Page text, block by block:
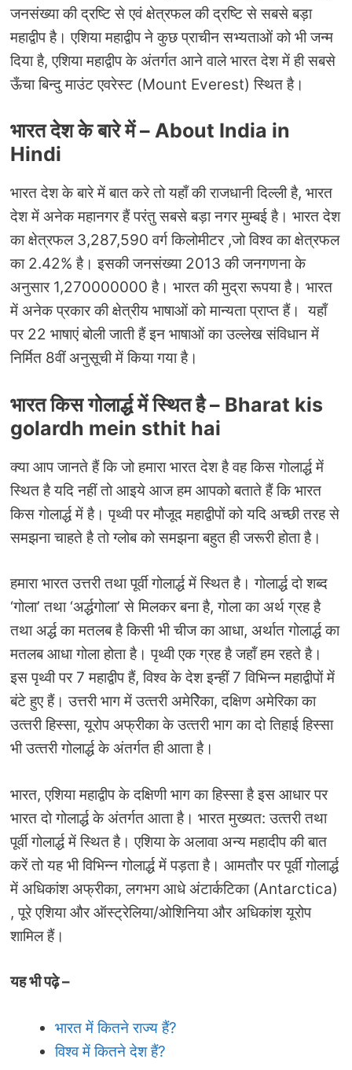
जनसंख्‍या की द्रष्टि से एवं क्षेत्रफल की द्रष्टि से सबसे बड़ा
महाद्वीप है। एशिया महाद्वीप ने कुछ प्राचीन सभ्‍यताओं को भी जन्‍म
दिया है, एशिया महाद्वीप के अंतर्गत आने वाले भारत देश में ही सबसे
ऊँचा बिन्‍दु माउंट एवरेस्ट (Mount Everest) स्थित है।
भारत देश के बारे में – About India in
Hindi
भारत देश के बारे में बात करे तो यहाँ की राजधानी दिल्‍ली है, भारत
देश में अनेक महानगर हैं परंतु सबसे बड़ा नगर मुम्‍बई है। भारत देश
का क्षेत्रफल 3,287,590 वर्ग किलोमीटर ,जो विश्व का क्षेत्रफल
का 2.42% है। इसकी जनसंख्‍या 2013 की जनगणना के
अनुसार 1,270000000 है। भारत की मुद्रा रूपया है। भारत
में अनेक प्रकार की क्षेत्रीय भाषाओं को मान्‍यता प्राप्‍त हैं। यहाँ
पर 22 भाषाएं बोली जाती हैं इन भाषाओं का उल्‍लेख संविधान में
निर्मित 8वीं अनुसूची में किया गया है।
भारत किस गोलार्द्ध में स्थित है – Bharat kis
golardh mein sthit hai
क्‍या आप जानते हैं कि जो हमारा भारत देश है वह किस गोलार्द्ध में
स्थित है यदि नहीं तो आइये आज हम आपको बताते हैं कि भारत
किस गोलार्द्ध में है। पृथ्वी पर मौजूद महाद्वीपों को यदि अच्‍छी तरह से
समझना चाहते है तो ग्‍लोब को समझना बहुत ही जरूरी होता है।
हमारा भारत उत्तरी तथा पूर्वी गोलार्द्ध में स्थित है। गोलार्द्ध दो शब्‍द
‘गोला’ तथा ‘अर्द्धगोला’ से मिलकर बना है, गोला का अर्थ ग्रह है
तथा अर्द्ध का मतलब है किसी भी चीज का आधा, अर्थात गोलार्द्ध का
मतलब आधा गोला होता है। पृथ्वी एक ग्रह है जहॉं हम रहते है।
इस पृथ्वी पर 7 महाद्वीप हैं, विश्‍व के देश इन्‍हीं 7 विभिन्‍न महाद्वीपों में
बंटे हुए हैं। उत्तरी भाग में उत्‍तरी अमेरिेका, दक्षिण अमेरिका का
उत्‍तरी हिस्‍सा, यूरोप अफ्रीका के उत्‍तरी भाग का दो तिहाई हिस्‍सा
भी उत्‍तरी गोलार्द्ध के अंतर्गत ही आता है।
भारत, एशिया महाद्वीप के दक्षिणी भाग का हिस्‍सा है इस आधार पर
भारत दो गोलार्द्ध के अंतर्गत आता है। भारत मुख्‍यत: उत्‍तरी तथा
पूर्वी गोलार्द्ध में स्थित है। ए‍शिया के अलावा अन्‍य महादीप की बात
करें तो यह भी विभिन्‍न गोलार्द्ध में पड़ता है। आमतौर पर पूर्वी गोलार्द्ध
में अधिकांश अफ्रीका, लगभग आधे अंटार्कटिका (Antarctica)
, पूरे एशिया और ऑस्‍ट्रेलिया/ओशिनिया और अधिकांश यूरोप
शामिल हैं।
यह भी पढ़े –
भारत में कितने राज्‍य हैं?
विश्‍व में कितने देश हैं?